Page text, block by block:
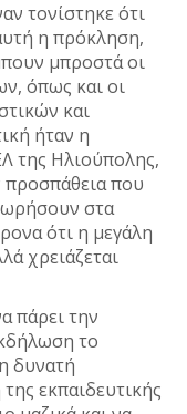
τονίστηκε ότι
η πρόκληση,
μπροστά οι
όπως και οι
και
ήταν η
της Ηλιούπολης,
προσπάθεια που
στα
ότι η μεγάλη
χρειάζεται
πάρει την
το
δυνατή
εκπαιδευτικής